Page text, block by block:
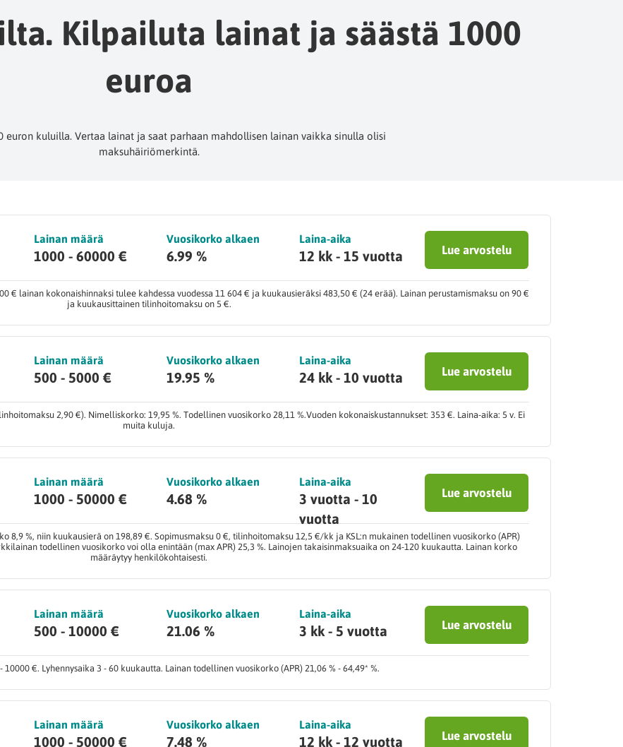
Kilpailuta lainat ja säästä 1000
euroa
euron kuluilla. Vertaa lainat ja saat parhaan mahdollisen lainan vaikka sinulla olisi
maksuhäiriömerkintä.
Lainan määrä
1000 - 60000 €
Vuosikorko alkaen
6.99 %
Laina-aika
12 kk - 15 vuotta Lue arvostelu
€ lainan kokonaishinnaksi tulee kahdessa vuodessa 11 604 € ja kuukausieräksi 483,50 € (24 erää). Lainan perustamismaksu on 90 €
ja kuukausittainen tilinhoitomaksu on 5 €.
Lainan määrä
500 - 5000 €
Vuosikorko alkaen
19.95 %
Laina-aika
24 kk - 10 vuotta Lue arvostelu
2,90 €). Nimelliskorko: 19,95 %. Todellinen vuosikorko 28,11 %.Vuoden kokonaiskustannukset: 353 €. Laina-aika: 5 v. Ei
muita kuluja.
Lainan määrä
1000 - 50000 €
Vuosikorko alkaen
4.68 %
Laina-aika
3 vuotta - 10
vuotta
Lue arvostelu
8,9 %, niin kuukausierä on 198,89 €. Sopimusmaksu 0 €, tilinhoitomaksu 12,5 €/kk ja KSL:n mukainen todellinen vuosikorko (APR)
todellinen vuosikorko voi olla enintään (max APR) 25,3 %. Lainojen takaisinmaksuaika on 24-120 kuukautta. Lainan korko
määräytyy henkilökohtaisesti.
Lainan määrä
500 - 10000 €
Vuosikorko alkaen
21.06 %
Laina-aika
3 kk - 5 vuotta Lue arvostelu
10000 €. Lyhennysaika 3 - 60 kuukautta. Lainan todellinen vuosikorko (APR) 21,06 % - 64,49* %.
Lainan määrä
1000 - 50000 €
Vuosikorko alkaen
7.48 %
Laina-aika
12 kk - 12 vuotta Lue arvostelu